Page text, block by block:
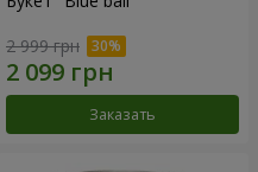
2 999 грн
Заказать